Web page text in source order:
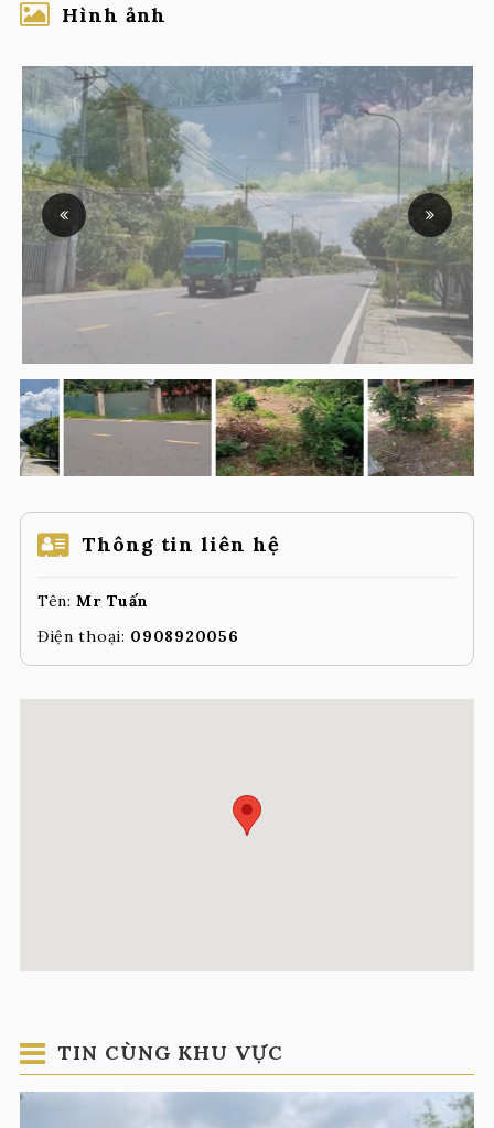
Hình ảnh
Thông tin liên hệ
Tên:Mr Tuấn
Điện thoại: 0908920056
TIN CÙNG KHU VỰC